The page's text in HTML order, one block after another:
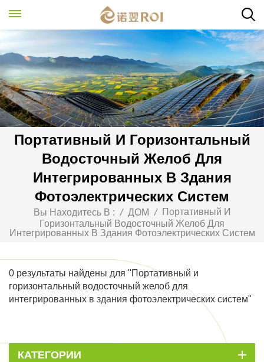
Портативный И Горизонтальный
Водосточный Желоб Для
Интегрированных В Здания
Фотоэлектрических Систем
Вы Находитесь В : / ДОМ /
Портативный И
Горизонтальный Водосточный Желоб Для
Интегрированных В Здания Фотоэлектрических Систем
0 результаты найдены для "Портативный и
горизонтальный водосточный желоб для
интегрированных в здания фотоэлектрических систем"
КАТЕГОРИИ